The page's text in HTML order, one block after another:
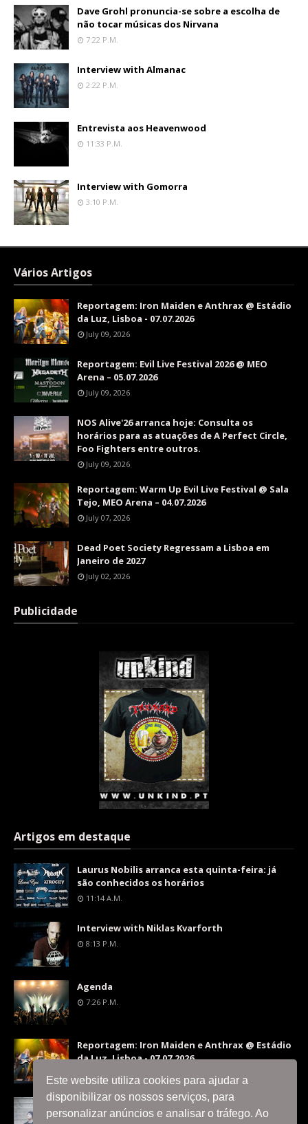
Este website utiliza cookies para ajudar a
disponibilizar os nossos serviços, para
personalizar anúncios e analisar o tráfego. Ao
Dave Grohl pronuncia-se sobre a escolha de
não tocar músicas dos Nirvana
7:22 P.m.
Interview with Almanac
2:22 P.m.
Entrevista aos Heavenwood
11:33 P.m.
Interview with Gomorra
3:10 P.m.
Vários Artigos
Reportagem: Iron Maiden e Anthrax @ Estádio
da Luz, Lisboa - 07.07.2026
July 09, 2026
Reportagem: Evil Live Festival 2026 @ MEO
Arena – 05.07.2026
July 09, 2026
NOS Alive'26 arranca hoje: Consulta os
horários para as atuações de A Perfect Circle,
Foo Fighters entre outros.
July 09, 2026
Reportagem: Warm Up Evil Live Festival @ Sala
Tejo, MEO Arena – 04.07.2026
July 07, 2026
Dead Poet Society Regressam a Lisboa em
Janeiro de 2027
July 02, 2026
Publicidade
Artigos em destaque
Laurus Nobilis arranca esta quinta-feira: já
são conhecidos os horários
11:14 A.m.
Interview with Niklas Kvarforth
8:13 P.m.
Agenda
7:26 P.m.
Reportagem: Iron Maiden e Anthrax @ Estádio
da Luz, Lisboa - 07.07.2026
9:36 P.m.
Interview with Silent Skies
8:06 P.m.